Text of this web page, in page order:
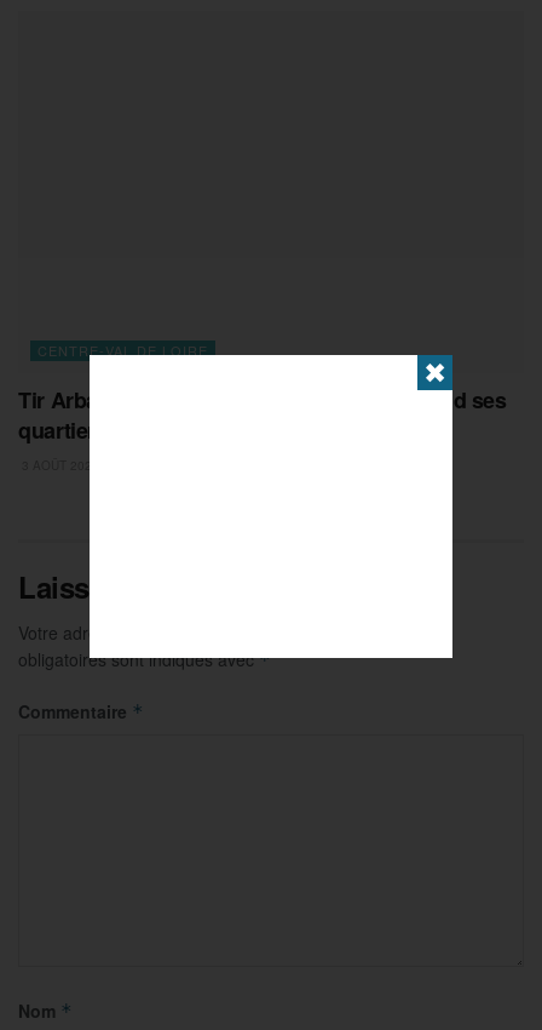
CENTRE-VAL DE LOIRE
Tir Arbalète : le championnat d’Europe prend ses
quartiers à Châteauroux
Laisser un commentaire
Votre adresse e-mail ne sera pas publiée.
obligatoires sont indiqués avec*
Commentaire *
Nom *
✖